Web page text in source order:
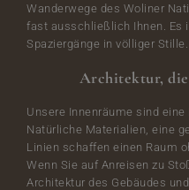
Wanderwege des Woliner
fast ausschließlich Ihnen. Es
Spaziergänge in völliger Stille.
Architektur,
Unsere Innenräume sind
Natürliche Materialien, eine
Linien schaffen einen Raum
Wenn Sie auf Anreisen zu
Architektur des Gebäudes